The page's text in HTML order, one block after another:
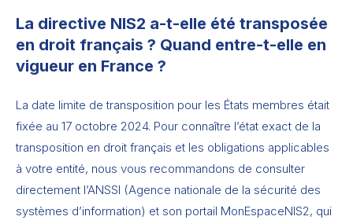
La directive NIS2 a-t-elle été transposée
en droit français ? Quand entre-t-elle en
vigueur en France ?
La date limite de transposition pour les États membres était
fixée au 17 octobre 2024. Pour connaître l’état exact de la
transposition en droit français et les obligations applicables
à votre entité, nous vous recommandons de consulter
directement l’ANSSI (Agence nationale de la sécurité des
systèmes d’information) et son portail MonEspaceNIS2, qui